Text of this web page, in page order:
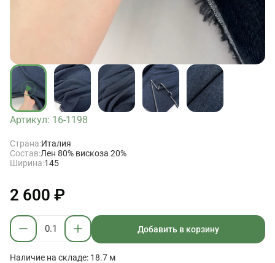
Артикул: 16-1198
Страна:Италия
Состав:Лен 80% вискоза 20%
Ширина:145
2 600 ₽
Добавить в корзину
Наличие на складе: 18.7 м